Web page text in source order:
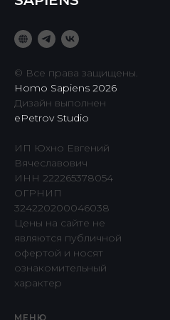
© Все права защищены.
Homo Sapiens 2026
Дизайн выполнен
ePetrov Studio
ИП Юхно Евгений
Вячеславович
ИНН 222265378054
ОГРНИП
324220200046038
Цены на сайте не
являются публичной
офертой и носят
ознакомительный
характер
МЕНЮ